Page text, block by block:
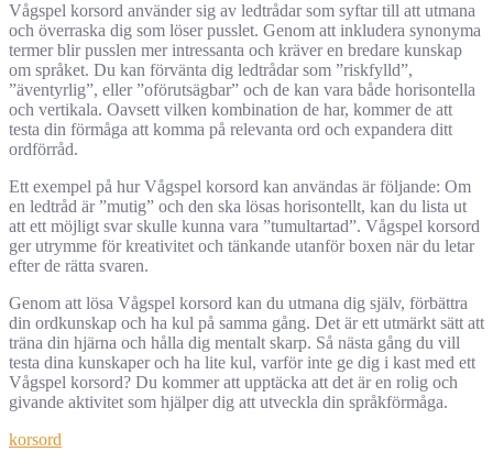
Vågspel korsord använder sig av ledtrådar som syftar till att utmana
och överraska dig som löser pusslet. Genom att inkludera synonyma
termer blir pusslen mer intressanta och kräver en bredare kunskap
om språket. Du kan förvänta dig ledtrådar som ”riskfylld”,
”äventyrlig”, eller ”oförutsägbar” och de kan vara både horisontella
och vertikala. Oavsett vilken kombination de har, kommer de att
testa din förmåga att komma på relevanta ord och expandera ditt
ordförråd.
Ett exempel på hur Vågspel korsord kan användas är följande: Om
en ledtråd är ”mutig” och den ska lösas horisontellt, kan du lista ut
att ett möjligt svar skulle kunna vara ”tumultartad”. Vågspel korsord
ger utrymme för kreativitet och tänkande utanför boxen när du letar
efter de rätta svaren.
Genom att lösa Vågspel korsord kan du utmana dig själv, förbättra
din ordkunskap och ha kul på samma gång. Det är ett utmärkt sätt att
träna din hjärna och hålla dig mentalt skarp. Så nästa gång du vill
testa dina kunskaper och ha lite kul, varför inte ge dig i kast med ett
Vågspel korsord? Du kommer att upptäcka att det är en rolig och
givande aktivitet som hjälper dig att utveckla din språkförmåga.
korsord